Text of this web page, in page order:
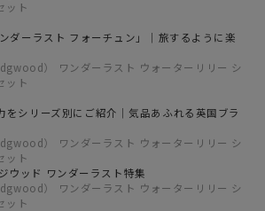
ット
ダーラスト フォーチュン」｜旅するように楽
） ワンダーラスト ウォーターリリー シ
ット
をシリーズ別にご紹介｜気品あふれる英国ブラ
） ワンダーラスト ウォーターリリー シ
ット
ウッド ワンダーラスト特集
） ワンダーラスト ウォーターリリー シ
ット